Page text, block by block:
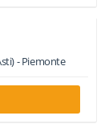
-Piemonte